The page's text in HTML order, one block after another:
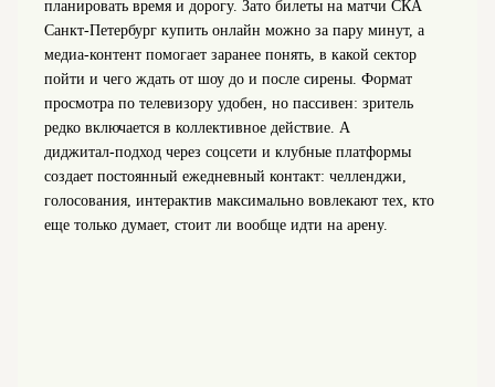
планировать время и дорогу. Зато билеты на матчи СКА
Санкт-Петербург купить онлайн можно за пару минут, а
медиа-контент помогает заранее понять, в какой сектор
пойти и чего ждать от шоу до и после сирены. Формат
просмотра по телевизору удобен, но пассивен: зритель
редко включается в коллективное действие. А
диджитал‑подход через соцсети и клубные платформы
создает постоянный ежедневный контакт: челленджи,
голосования, интерактив максимально вовлекают тех, кто
еще только думает, стоит ли вообще идти на арену.